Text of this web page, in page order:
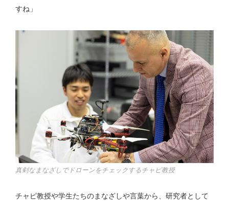
すね」
真剣なまなざしでドローンをチェックするチャピ教授
チャピ教授や学生たちのまなざしや言葉から、研究者として